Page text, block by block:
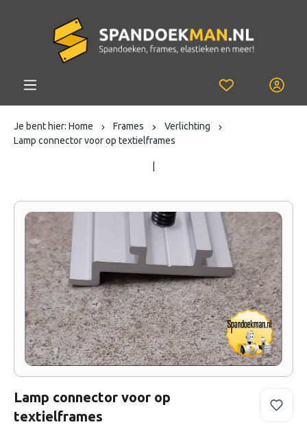
Je bent hier: Home Frames
Verlichting
Lamp connector voor op textielframes
Lamp connector voor op
textielframes